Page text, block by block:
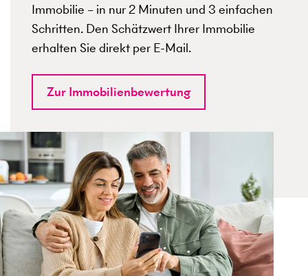
Immobilie – in nur 2 Minuten und 3 einfachen
Schritten. Den Schätzwert Ihrer Immobilie
erhalten Sie direkt per E-Mail.
Zur Immobilienbewertung